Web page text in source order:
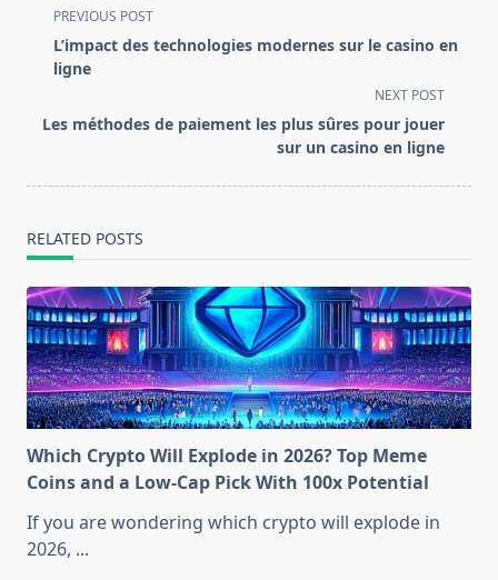
<span
class="nav-
subtitle
reader-
PREVIOUS POST
L’impact des technologies modernes sur le casino en
ligne
NEXT POST
Les méthodes de paiement les plus sûres pour jouer
sur un casino en ligne
RELATED POSTS
Which Crypto Will Explode in 2026? Top Meme
Coins and a Low-Cap Pick With 100x Potential
If you are wondering which crypto will explode in
2026, ...